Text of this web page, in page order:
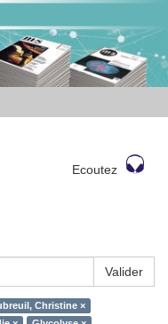
Ecoutez
Valider
Christine ×